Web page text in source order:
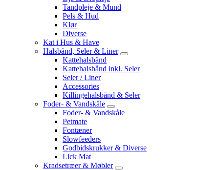
Tandpleje & Mund
Pels & Hud
Klør
Diverse
Kat i Hus & Have
Halsbånd, Seler & Liner
Kattehalsbånd
Kattehalsbånd inkl. Seler
Seler / Liner
Accessories
Killingehalsbånd & Seler
Foder- & Vandskåle
Foder- & Vandskåle
Petmate
Fontæner
Slowfeeders
Godbidskrukker & Diverse
Lick Mat
Kradsetræer & Møbler